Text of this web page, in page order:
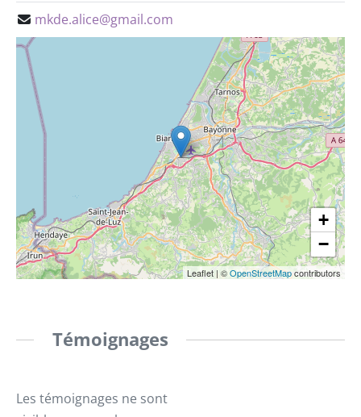
mkde.alice@gmail.com
+
−
Leaflet | ©OpenStreetMapcontributors
Témoignages
Les témoignages ne sont